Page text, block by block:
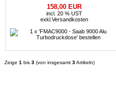
158,00 EUR
incl. 20 % UST
exkl. Versandkosten
Zeige 1 bis 3 (von insgesamt 3Artikeln)